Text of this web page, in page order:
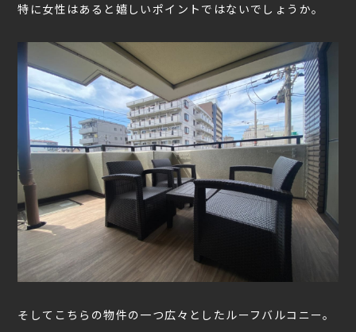
特に女性はあると嬉しいポイントではないでしょうか。
そしてこちらの物件の一つ広々としたルーフバルコニー。